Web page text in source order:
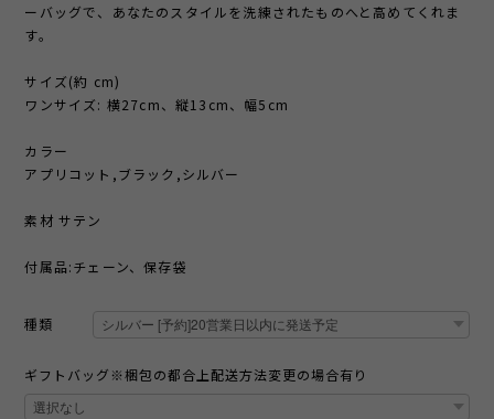
ーバッグで、あなたのスタイルを洗練されたものへと高めてくれま
す。
サイズ(約 cm)
ワンサイズ: 横27cm、縦13cm、幅5cm
カラー
アプリコット,ブラック,シルバー
素材 サテン
付属品:チェーン、保存袋
種類
ギフトバッグ※梱包の都合上配送方法変更の場合有り